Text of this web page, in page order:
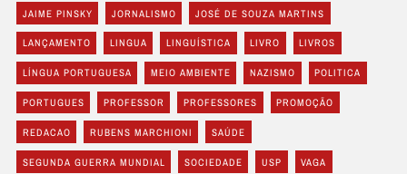
JAIME PINSKY JORNALISMO JOSÉ DE SOUZA MARTINS
LANÇAMENTO LINGUA LINGUÍSTICA LIVRO LIVROS
LÍNGUA PORTUGUESA MEIO AMBIENTE NAZISMO POLITICA
PORTUGUES PROFESSOR PROFESSORES PROMOÇÃO
REDACAO RUBENS MARCHIONI SAÚDE
SEGUNDA GUERRA MUNDIAL SOCIEDADE USP VAGA